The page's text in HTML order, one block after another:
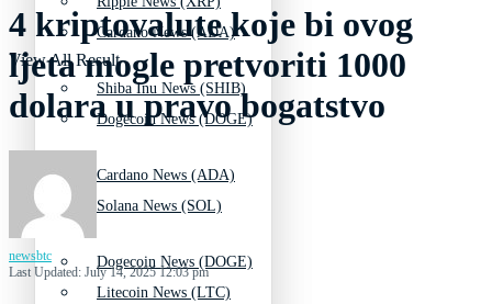
Cardano News (ADA)
Dogecoin News (DOGE)
Solana News (SOL)
Litecoin News (LTC)
Shiba Inu News (SHIB)
Cardano News (ADA)
Dogecoin News (DOGE)
View All Result
4 kriptovalute koje bi ovog
ljeta mogle pretvoriti 1000
dolara u pravo bogatstvo
newsbtc
Last Updated: July 14, 2025 12:03 pm